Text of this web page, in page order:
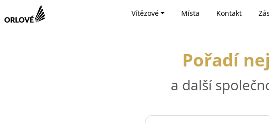
Vítězové Místa Kontakt
Pořadí
a další